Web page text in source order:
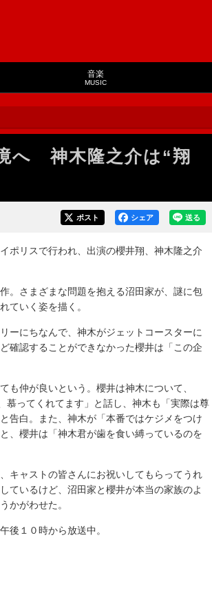
音楽
MUSIC
へ 神木隆之介は“翔
送る
シェア
ポスト
ポリスで行われ、出演の櫻井翔、神木隆之介
。さまざまな問題を抱える沼田家が、謎に包
ていく姿を描く。
ーにちなんで、神木がジェットコースターに
確認することができなかった櫻井は「この企
仲が良いという。櫻井は神木について、
慕ってくれてます」と話し、神木も「実際は尊
告白。また、神木が「本番ではケジメをつけ
、櫻井は「神木君が歯を食い縛っているのを
キャストの皆さんにお祝いしてもらってうれ
ているけど、沼田家と櫻井が本当の家族のよ
かがわせた。
後１０時から放送中。